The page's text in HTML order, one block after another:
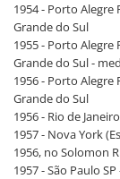
1954 - Porto Alegre
Grande do Sul
1955 - Porto Alegre
Grande do Sul -
1956 - Porto Alegre
Grande do Sul
1956 - Rio de
1957 - Nova York
1956, no Solomon
1957 - São Paulo